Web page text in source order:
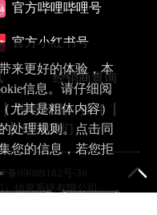
官方哔哩哔哩号
官方小红书号
经销商查询
推荐环境、插件
联系我们
备09009182号-36
）信息系统有限公司
来更好的体验，本
信息。请仔细阅
（尤其是粗体内容）
处理规则。点击同
您的信息，若您拒